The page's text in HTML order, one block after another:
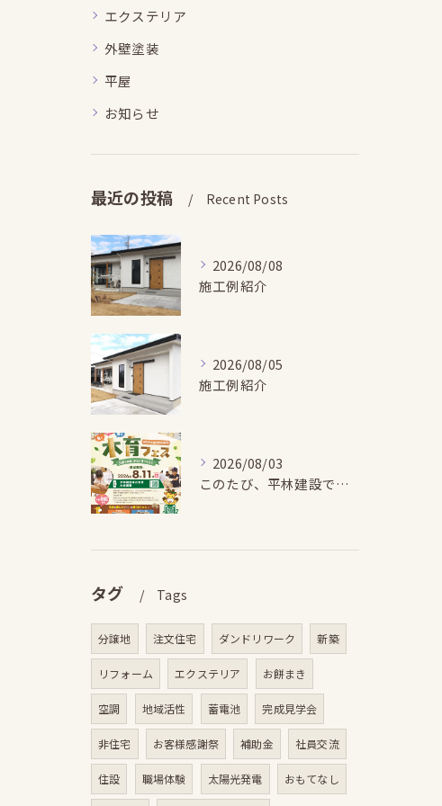
エクステリア
外壁塗装
平屋
お知らせ
最近の投稿 Recent Posts
2026/08/08
施工例紹介
2026/08/05
施工例紹介
2026/08/03
このたび、平林建設では、お子さまが木とふれあい・木について学...
タグ Tags
分譲地 注文住宅 ダンドリワーク 新築
リフォーム エクステリア お餅まき
空調 地域活性 蓄電池 完成見学会
非住宅 お客様感謝祭 補助金 社員交流
住設 職場体験 太陽光発電 おもてなし